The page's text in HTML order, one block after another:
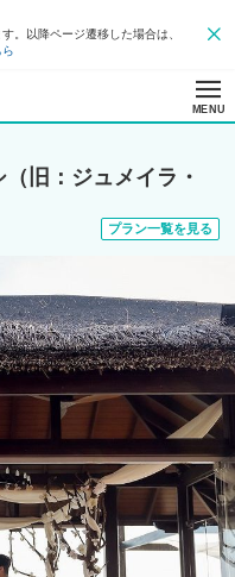
。以降ページ遷移した場合は、
MENU
旧：ジュメイラ・
プラン一覧を見る